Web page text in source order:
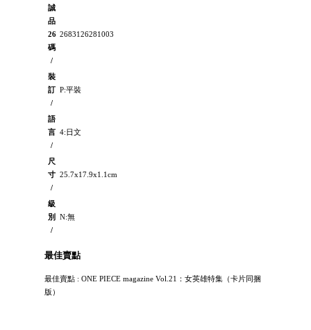
誠
品
26
碼
/
2683126281003
裝
訂
/
P:平裝
語
言
/
4:日文
尺
寸
/
25.7x17.9x1.1cm
級
別
/
N:無
最佳賣點
最佳賣點 : ONE PIECE magazine Vol.21：女英雄特集（卡片同捆
版）